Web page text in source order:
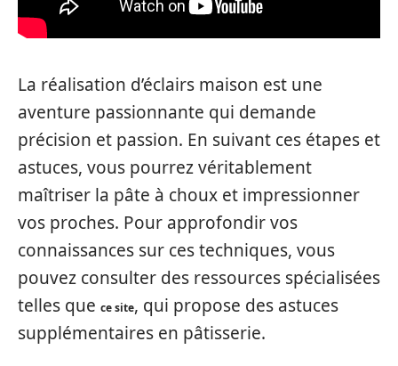
La réalisation d’éclairs maison est une
aventure passionnante qui demande
précision et passion. En suivant ces étapes et
astuces, vous pourrez véritablement
maîtriser la pâte à choux et impressionner
vos proches. Pour approfondir vos
connaissances sur ces techniques, vous
pouvez consulter des ressources spécialisées
telles que ce site, qui propose des astuces
supplémentaires en pâtisserie.